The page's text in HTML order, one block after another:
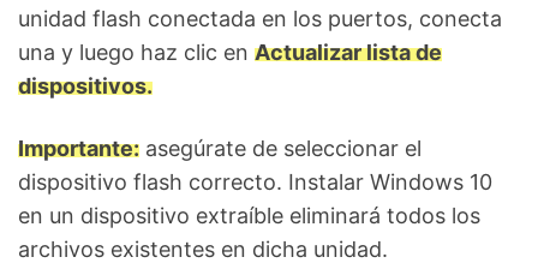
unidad flash conectada en los puertos, conecta
una y luego haz clic en Actualizar lista de
dispositivos.
Importante: asegúrate de seleccionar el
dispositivo flash correcto. Instalar Windows 10
en un dispositivo extraíble eliminará todos los
archivos existentes en dicha unidad.